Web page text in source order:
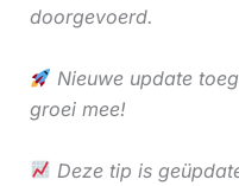
doorgevoerd.
Nieuwe update
groei mee!
Deze tip is